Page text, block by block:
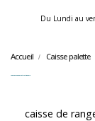
Du Lundi au
Accueil Caisse palette
caisse de